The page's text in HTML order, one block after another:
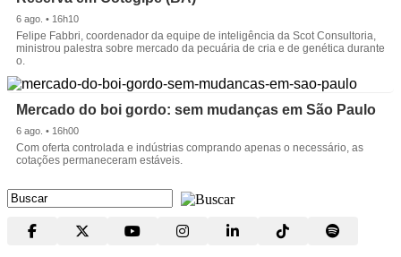
6 ago. • 16h10
Felipe Fabbri, coordenador da equipe de inteligência da Scot Consultoria,
ministrou palestra sobre mercado da pecuária de cria e de genética durante
o.
Mercado do boi gordo: sem mudanças em São Paulo
6 ago. • 16h00
Com oferta controlada e indústrias comprando apenas o necessário, as
cotações permaneceram estáveis.